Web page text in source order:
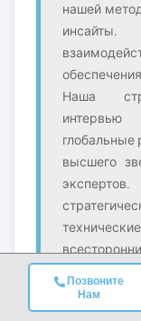
Позвоните
Нам
нашей
Наша
интервью
глобальные
высшего
рыночные